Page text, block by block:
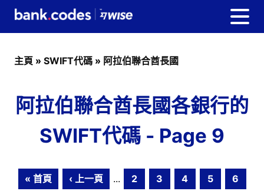
主頁 » SWIFT代碼 » 阿拉伯聯合酋長國
阿拉伯聯合酋長國各銀行的
SWIFT代碼 - Page 9
« 首頁 ‹ 上一頁 ... 2 3 4 5
6